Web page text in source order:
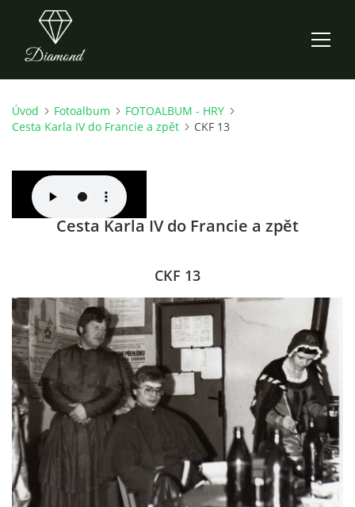
ÚVOD
O NÁS
CO NOVÉHO ZKOUŠÍME
KDY, KDE A CO HRAJEME
HRY OD ROKU 1973
VIDEOZÁZNAMY Z HER
FOTOALBUM
Úvod Fotoalbum
FOTOALBUM - HRY
Cesta Karla IV do Francie a zpět
CKF 13
Cesta Karla IV do Francie a zpět
CKF 13